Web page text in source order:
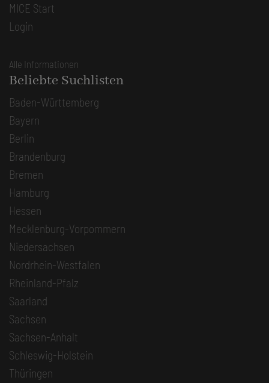
MICE Start
Login
Alle Informationen
Beliebte Suchlisten
Baden-Württemberg
Bayern
Berlin
Brandenburg
Bremen
Hamburg
Hessen
Mecklenburg-Vorpommern
Niedersachsen
Nordrhein-Westfalen
Rheinland-Pfalz
Saarland
Sachsen
Sachsen-Anhalt
Schleswig-Holstein
Thüringen